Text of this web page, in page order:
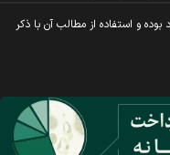
و استفاده از مطالب آن با ذکر